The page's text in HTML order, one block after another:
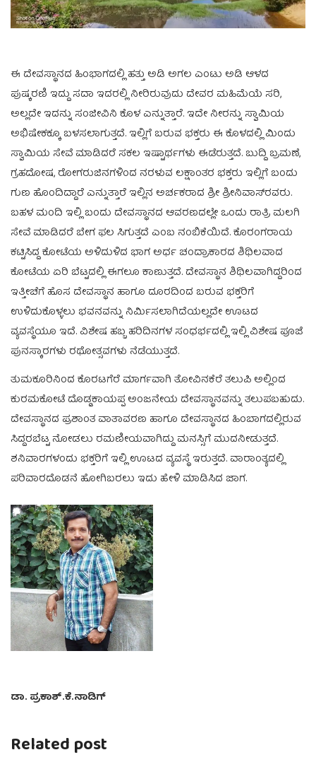
ಈ ದೇವಸ್ಥಾನದ ಹಿಂಭಾಗದಲ್ಲಿ ಹತ್ತು ಅಡಿ ಅಗಲ ಎಂಟು ಅಡಿ ಆಳದ
ಪುಷ್ಕರಣಿ ಇದ್ದು ಸದಾ ಇದರಲ್ಲಿ ನೀರಿರುವುದು ದೇವರ ಮಹಿಮೆಯೆ ಸರಿ,
ಅಲ್ಲದೇ ಇದನ್ನು ಸಂಜೀವಿನಿ ಕೊಳ ಎನ್ನುತ್ತಾರೆ. ಇದೇ ನೀರನ್ನು ಸ್ವಾಮಿಯ
ಅಭಿಷೇಕಕ್ಕೂ ಬಳಸಲಾಗುತ್ತದೆ. ಇಲ್ಲಿಗೆ ಬರುವ ಭಕ್ತರು ಈ ಕೊಳದಲ್ಲಿ ಮಿಂದು
ಸ್ವಾಮಿಯ ಸೇವೆ ಮಾಡಿದರೆ ಸಕಲ ಇಷ್ಟಾರ್ಥಗಳು ಈಡೆರುತ್ತದೆ. ಬುದ್ದಿ ಬ್ರಮಣೆ,
ಗ್ರಹದೋಷ, ರೋಗರುಜಿನಗಳಿಂದ ನರಳುವ ಲಕ್ಷಾಂತರ ಭಕ್ತರು ಇಲ್ಲಿಗೆ ಬಂದು
ಗುಣ ಹೊಂದಿದ್ದಾರೆ ಎನ್ನುತ್ತಾರೆ ಇಲ್ಲಿನ ಅರ್ಚಕರಾದ ಶ್ರೀ ಶ್ರೀನಿವಾಸ್‌ರವರು.
ಬಹಳ ಮಂದಿ ಇಲ್ಲಿ ಬಂದು ದೇವಸ್ಥಾನದ ಆವರಣದಲ್ಲೇ ಒಂದು ರಾತ್ರಿ ಮಲಗಿ
ಸೇವೆ ಮಾಡಿದರೆ ಬೇಗ ಫಲ ಸಿಗುತ್ತದೆ ಎಂಬ ನಂಬಿಕೆಯಿದೆ. ಕೊರಂಗರಾಯ
ಕಟ್ಟಿಸಿದ್ದ ಕೋಟೆಯ ಅಳಿದುಳಿದ ಭಾಗ ಅರ್ಧ ಚಂದ್ರಾಕಾರದ ಶಿಥಿಲವಾದ
ಕೋಟೆಯ ಏರಿ ಬೆಟ್ಟದಲ್ಲಿ ಈಗಲೂ ಕಾಣುತ್ತದೆ. ದೇವಸ್ಥಾನ ಶಿಥಿಲವಾಗಿದ್ದರಿಂದ
ಇತ್ತೀಚೆಗೆ ಹೊಸ ದೇವಸ್ಥಾನ ಹಾಗೂ ದೂರದಿಂದ ಬರುವ ಭಕ್ತರಿಗೆ
ಉಳಿದುಕೊಳ್ಳಲು ಭವನವನ್ನು ನಿರ್ಮಿಸಲಾಗಿದೆಯಲ್ಲದೇ ಊಟದ
ವ್ಯವಸ್ಥೆಯೂ ಇದೆ. ವಿಶೇಷ ಹಬ್ಬ ಹರಿದಿನಗಳ ಸಂಧರ್ಭದಲ್ಲಿ ಇಲ್ಲಿ ವಿಶೇಷ ಪೂಜೆ
ಪುನಸ್ಕಾರಗಳು ರಥೋತ್ಸವಗಳು ನೆಡೆಯುತ್ತದೆ.
ತುಮಕೂರಿನಿಂದ ಕೊರಟಗೆರೆ ಮಾರ್ಗವಾಗಿ ತೋವಿನಕೆರೆ ತಲುಪಿ ಅಲ್ಲಿಂದ
ಕುರಮಕೋಟೆ ದೊಡ್ಡಕಾಯಪ್ಪ ಅಂಜನೇಯ ದೇವಸ್ಥಾನವನ್ನು ತಲುಪಬಹುದು.
ದೇವಸ್ಥಾನದ ಪ್ರಶಾಂತ ವಾತಾವರಣ ಹಾಗೂ ದೇವಸ್ಥಾನದ ಹಿಂಬಾಗದಲ್ಲಿರುವ
ಸಿದ್ದರಬೆಟ್ಟ ನೋಡಲು ರಮಣೀಯವಾಗಿದ್ದು ಮನಸ್ಸಿಗೆ ಮುದನೀಡುತ್ತದೆ.
ಶನಿವಾರಗಳಂದು ಭಕ್ತರಿಗೆ ಇಲ್ಲಿ ಊಟದ ವ್ಯವಸ್ಥೆ ಇರುತ್ತದೆ. ವಾರಾಂತ್ಯದಲ್ಲಿ
ಪರಿವಾರದೊಡನೆ ಹೋಗಿಬರಲು ಇದು ಹೇಳಿ ಮಾಡಿಸಿದ ಜಾಗ.
ಡಾ. ಪ್ರಕಾಶ್.ಕೆ.ನಾಡಿಗ್
Related post